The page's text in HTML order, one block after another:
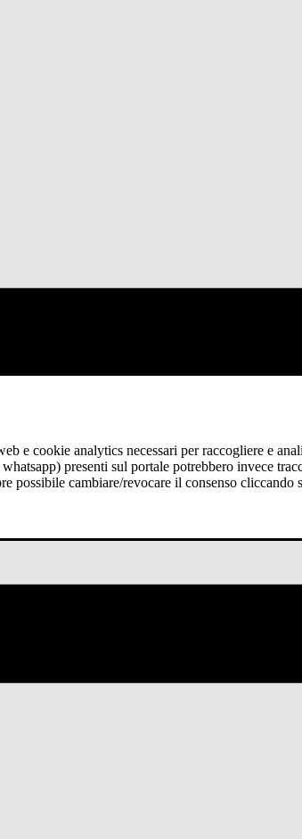
e cookie analytics necessari per raccogliere e
presenti sul portale potrebbero invece
possibile cambiare/revocare il consenso cliccando